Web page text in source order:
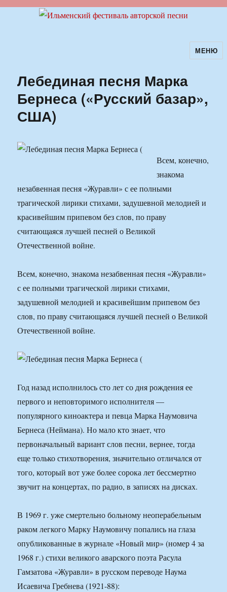
Ильменский фестиваль авторскойМЕНЮ
Лебединая песня Марка
Бернеса («Русский базар»,
США)
Всем, конечно,
знакома
незабвенная песня «Журавли» с ее полными
трагической лирики стихами, задушевной мелодией и
красивейшим припевом без слов, по праву
считающаяся лучшей песней о Великой
Отечественной войне.
Всем, конечно, знакома незабвенная песня «Журавли»
с ее полными трагической лирики стихами,
задушевной мелодией и красивейшим припевом без
слов, по праву считающаяся лучшей песней о Великой
Отечественной войне.
Год назад исполнилось сто лет со дня рождения ее
первого и неповторимого исполнителя —
популярного киноактера и певца Марка Наумовича
Бернеса (Неймана). Но мало кто знает, что
первоначальный вариант слов песни, вернее, тогда
еще только стихотворения, значительно отличался от
того, который вот уже более сорока лет бессмертно
звучит на концертах, по радио, в записях на дисках.
В 1969 г. уже смертельно больному неоперабельным
раком легкого Марку Наумовичу попались на глаза
опубликованные в журнале «Новый мир» (номер 4 за
1968 г.) стихи великого аварского поэта Расула
Гамзатова «Журавли» в русском переводе Наума
Исаевича Гребнева (1921-88):